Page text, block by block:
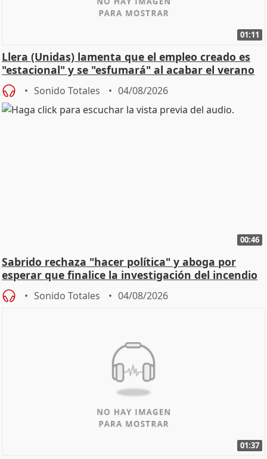
01:11
Llera (Unidas) lamenta que el empleo creado es
"estacional" y se "esfumará" al acabar el verano
Sonido Totales 04/08/2026
00:46
Sabrido rechaza "hacer política" y aboga por
esperar que finalice la investigación del incendio
Sonido Totales 04/08/2026
01:37